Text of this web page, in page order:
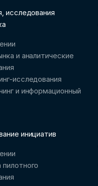
исследования
и аналитические
исследования
и информационный
инициатив